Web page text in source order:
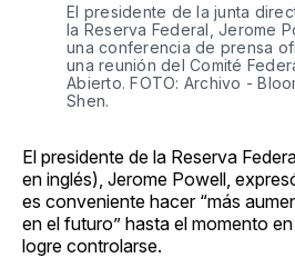
El presidente de la junta
la Reserva Federal, Jerome
una conferencia de prensa
una reunión del Comité
Abierto. FOTO: Archivo -
Shen.
El presidente de la Reserva
en inglés), Jerome Powell,
es conveniente hacer “más
en el futuro” hasta el momento
logre controlarse.